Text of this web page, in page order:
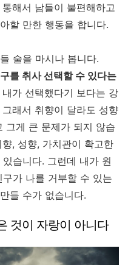
해서 남들이 불편해하고
할 만한 행동을 합니다.
술을 마시나 봅니다.
를 취사 선택할 수 있다는
가 선택했다기 보다는 강
래서 취향이 달라도 성향
그게 큰 문제가 되지 않습
, 성향, 가치관이 확고한
습니다. 그런데 내가 원
가 나를 거부할 수 있는
들 수가 없습니다.
것이 자랑이 아니다